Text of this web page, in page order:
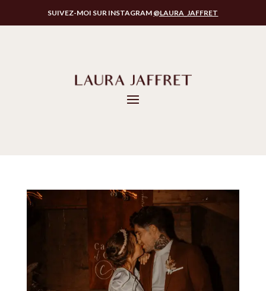
SUIVEZ-MOI SUR INSTAGRAM @LAURA_JAFFRET